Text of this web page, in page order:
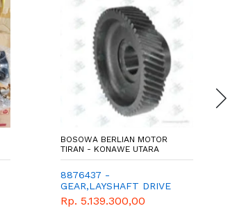
BOSOWA BERLIAN MOTOR
TIRAN - KONAWE UTARA
8876437 -
GEAR,LAYSHAFT DRIVE
Rp. 5.139.300,00